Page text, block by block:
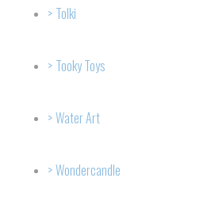
Tolki
Tooky Toys
Water Art
Wondercandle